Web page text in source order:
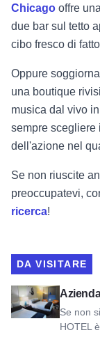
Chicago offre
due bar sul tetto
cibo fresco di
Oppure
una boutique
musica dal vivo
sempre scegliere il
dell'azione nel
Se non riuscite
preoccupatevi,
ricerca!
DA VISITARE
Se non
HOTEL
Visualizza